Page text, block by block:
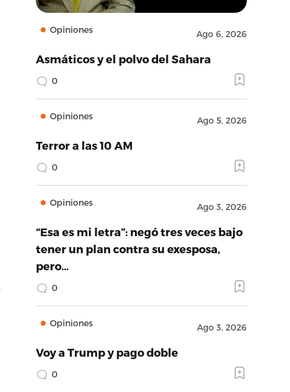
Opiniones Ago 6, 2026
Asmáticos y el polvo del Sahara
0
Opiniones Ago 5, 2026
Terror a las 10 AM
0
Opiniones Ago 3, 2026
“Esa es mi letra”: negó tres veces bajo
tener un plan contra su exesposa,
pero…
0
Opiniones Ago 3, 2026
Voy a Trump y pago doble
0